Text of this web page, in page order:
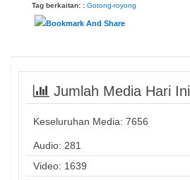
Tag berkaitan: : Gotong-royong
Jumlah Media Hari Ini
Keseluruhan Media: 7656
Audio: 281
Video: 1639